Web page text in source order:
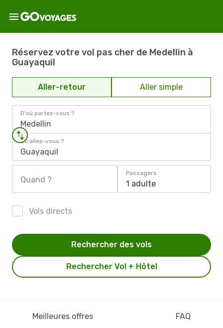
Réservez votre vol pas cher de Medellin à
Guayaquil
Aller-retour Aller simple
D'où partez-vous ?
Medellin
Où allez-vous ?
Guayaquil
Quand ?
Passagers
1 adulte
Vols directs
Rechercher Vol + Hôtel
Rechercher des vols
Meilleures offres FAQ